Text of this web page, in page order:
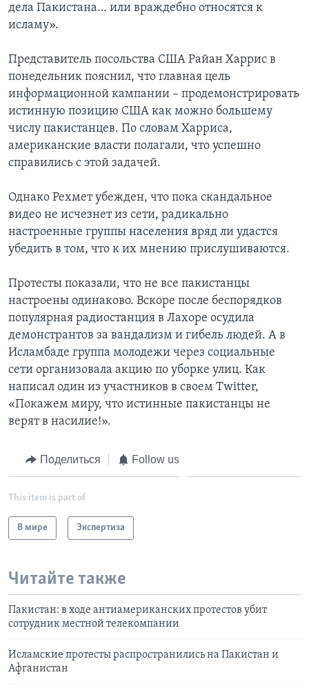
дела Пакистана… или враждебно относятся к
исламу».
Представитель посольства США Райан Харрис в
понедельник пояснил, что главная цель
информационной кампании – продемонстрировать
истинную позицию США как можно большему
числу пакистанцев. По словам Харриса,
американские власти полагали, что успешно
справились с этой задачей.
Однако Рехмет убежден, что пока скандальное
видео не исчезнет из сети, радикально
настроенные группы населения вряд ли удастся
убедить в том, что к их мнению прислушиваются.
Протесты показали, что не все пакистанцы
настроены одинаково. Вскоре после беспорядков
популярная радиостанция в Лахоре осудила
демонстрантов за вандализм и гибель людей. А в
Исламбаде группа молодежи через социальные
сети организовала акцию по уборке улиц. Как
написал один из участников в своем Twitter,
«Покажем миру, что истинные пакистанцы не
верят в насилие!».
Поделиться Follow us
This item is part of
В мире Экспертиза
Читайте также
Пакистан: в ходе антиамериканских протестов убит
сотрудник местной телекомпании
Исламские протесты распространились на Пакистан и
Афганистан